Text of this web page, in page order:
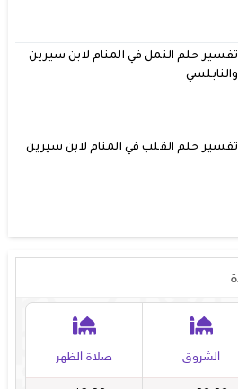
تفسير حلم النمل في المنام لابن سيرين
والنابلسي
تفسير حلم القلب في المنام لابن سيرين